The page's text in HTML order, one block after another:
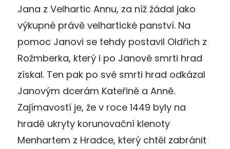
Jana z Velhartic Annu, za níž žádal jako
výkupné právě velhartické panství. Na
pomoc Janovi se tehdy postavil Oldřich z
Rožmberka, který i po Janově smrti hrad
získal. Ten pak po své smrti hrad odkázal
Janovým dcerám Kateřině a Anně.
Zajímavostí je, že v roce 1449 byly na
hradě ukryty korunovační klenoty
Menhartem z Hradce, který chtěl zabránit